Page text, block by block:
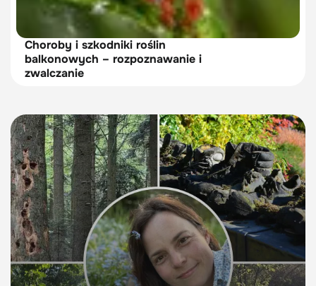
Choroby i szkodniki roślin
balkonowych – rozpoznawanie i
zwalczanie